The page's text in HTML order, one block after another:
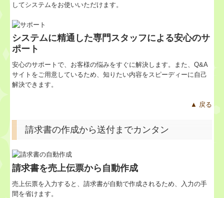
してシステムをお使いいただけます。
システムに精通した専門スタッフによる安心のサ
ポート
安心のサポートで、お客様の悩みをすぐに解決します。また、Q&A
サイトをご用意しているため、知りたい内容をスピーディーに自己
解決できます。
▲ 戻る
請求書の作成から送付までカンタン
請求書を売上伝票から自動作成
売上伝票を入力すると、請求書が自動で作成されるため、入力の手
間を省けます。